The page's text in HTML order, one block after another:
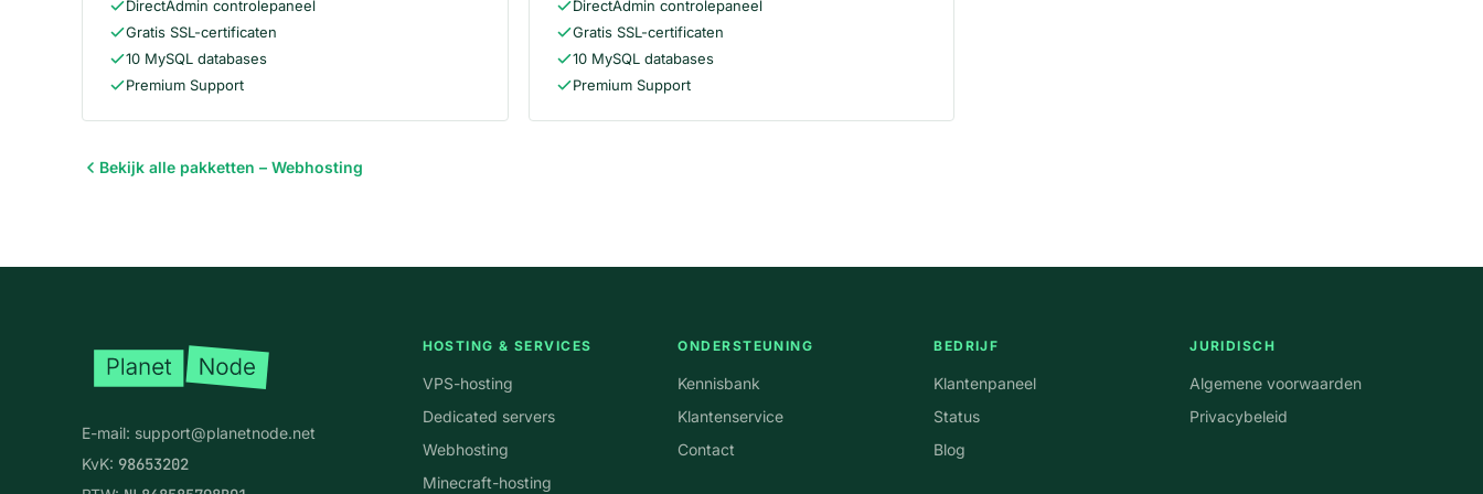
DirectAdmin controlepaneel
Gratis SSL-certificaten
10 MySQL databases
Premium Support
DirectAdmin controlepaneel
Gratis SSL-certificaten
10 MySQL databases
Premium Support
Bekijk alle pakketten – Webhosting
E-mail: support@planetnode.net
KvK: 98653202
HOSTING & SERVICES
VPS-hosting
Dedicated servers
Webhosting
Minecraft-hosting
ONDERSTEUNING
Kennisbank
Klantenservice
Contact
BEDRIJF
Klantenpaneel
Status
Blog
JURIDISCH
Algemene voorwaarden
Privacybeleid